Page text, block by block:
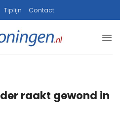
Tiplijn Contact
raakt gewond in